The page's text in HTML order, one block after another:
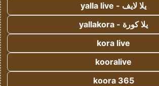
يلا لايف - yalla live
يلا كورة - yallakora
kora live
kooralive
koora 365